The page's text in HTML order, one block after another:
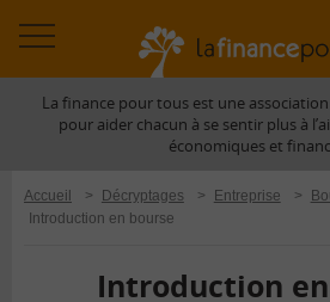
àLa finance pour tous est une
pour aider chacun à se sentir plus à
économiques et
Accueil > Décryptages > Entreprise >
Introduction en bourse
Introduction